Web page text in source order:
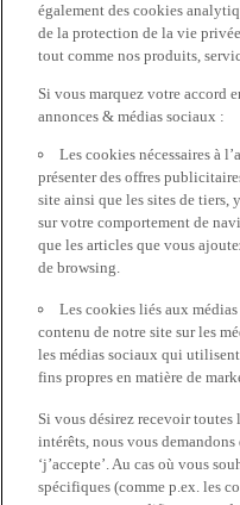
également des cookies
de la protection de la vie
tout comme nos produits,
Si vous marquez votre accord
annonces & médias sociaux :
Les cookies nécessaires à
présenter des offres
site ainsi que les sites de tiers,
sur votre comportement de
que les articles que vous
de browsing.
Les cookies liés aux
contenu de notre site sur les
les médias sociaux qui
fins propres en matière de
Si vous désirez recevoir toutes
intérêts, nous vous
‘j’accepte’. Au cas où vous
spécifiques (comme p.ex. les